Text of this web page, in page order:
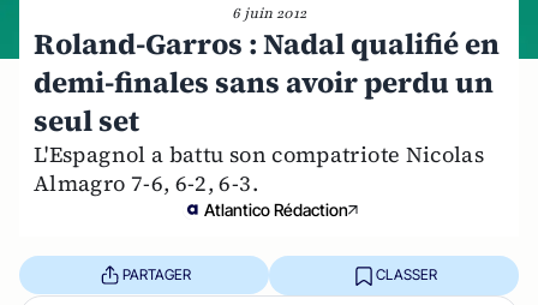
6 juin 2012
Roland-Garros : Nadal qualifié en
demi-finales sans avoir perdu un
seul set
L'Espagnol a battu son compatriote Nicolas
Almagro 7-6, 6-2, 6-3.
Atlantico Rédaction
PARTAGER CLASSER